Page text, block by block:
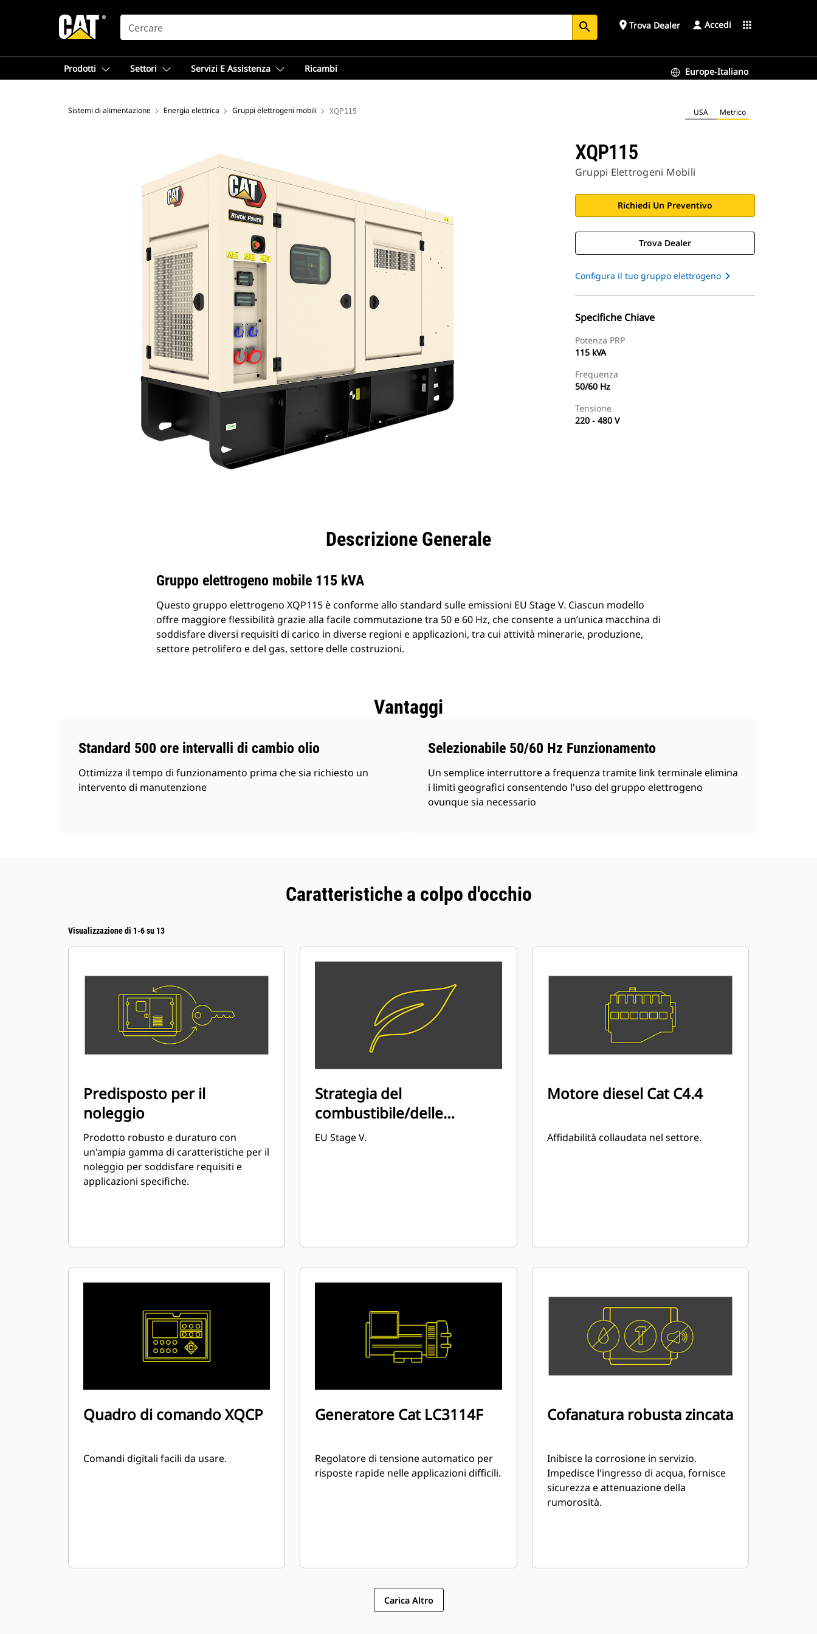
SEARCH search place Trova Dealer Accedi apps
Prodotti Settori Servizi E Assistenza Ricambi Europe-Italiano
Sistemi di alimentazione Energia elettrica Gruppi elettrogeni mobili XQP115 USA Metrico
XQP115
Gruppi Elettrogeni Mobili
Richiedi Un Preventivo
Trova Dealer
Configura il tuo gruppo elettrogeno
Specifiche Chiave
Potenza PRP
115 kVA
Frequenza
50/60 Hz
Tensione
220 - 480 V
Descrizione Generale
Gruppo elettrogeno mobile 115 kVA
Questo gruppo elettrogeno XQP115 è conforme allo standard sulle emissioni EU Stage V. Ciascun modello
offre maggiore flessibilità grazie alla facile commutazione tra 50 e 60 Hz, che consente a un’unica macchina di
soddisfare diversi requisiti di carico in diverse regioni e applicazioni, tra cui attività minerarie, produzione,
settore petrolifero e del gas, settore delle costruzioni.
Vantaggi
Standard 500 ore intervalli di cambio olio
Ottimizza il tempo di funzionamento prima che sia richiesto un
intervento di manutenzione
Selezionabile 50/60 Hz Funzionamento
Un semplice interruttore a frequenza tramite link terminale elimina
i limiti geografici consentendo l'uso del gruppo elettrogeno
ovunque sia necessario
Caratteristiche a colpo d'occhio
Visualizzazione di 1-6 su 13
Predisposto per il
noleggio
Prodotto robusto e duraturo con
un'ampia gamma di caratteristiche per il
noleggio per soddisfare requisiti e
applicazioni specifiche.
Strategia del
combustibile/delle
emissioni
EU Stage V.
Motore diesel Cat C4.4
Affidabilità collaudata nel settore.
Quadro di comando XQCP
Comandi digitali facili da usare.
Generatore Cat LC3114F
Regolatore di tensione automatico per
risposte rapide nelle applicazioni difficili.
Cofanatura robusta zincata
Inibisce la corrosione in servizio.
Impedisce l'ingresso di acqua, fornisce
sicurezza e attenuazione della
rumorosità.
Carica Altro